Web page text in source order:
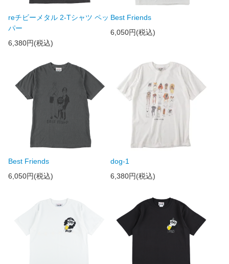
reチビーメタル 2-Tシャツ ペッ
パー
6,380円(税込)
Best Friends
6,050円(税込)
Best Friends
6,050円(税込)
dog-1
6,380円(税込)